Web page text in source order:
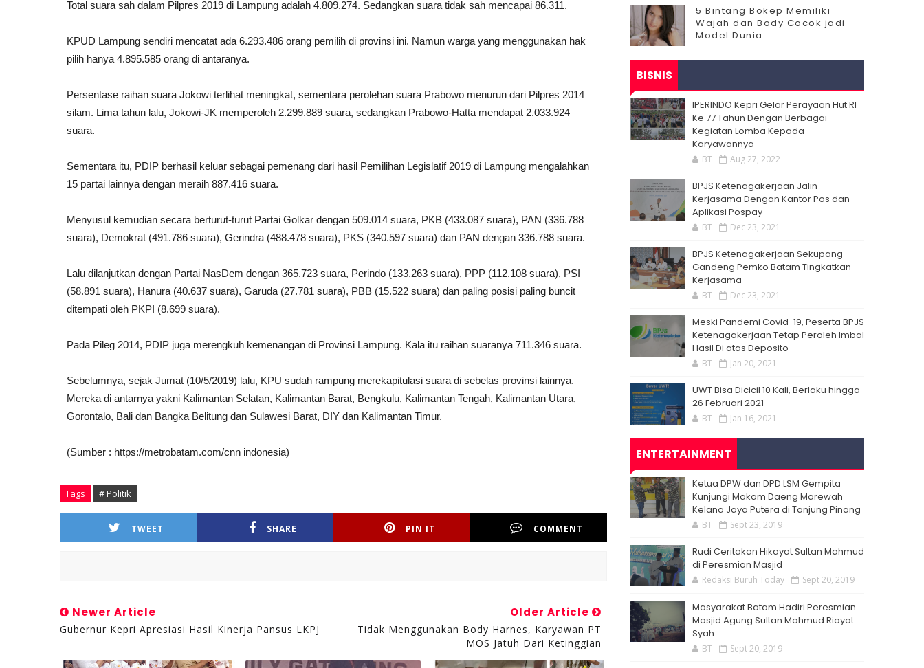
Total suara sah dalam Pilpres 2019 di Lampung adalah 4.809.274. Sedangkan suara tidak sah mencapai 86.311.
KPUD Lampung sendiri mencatat ada 6.293.486 orang pemilih di provinsi ini. Namun warga yang menggunakan hak
pilih hanya 4.895.585 orang di antaranya.
Persentase raihan suara Jokowi terlihat meningkat, sementara perolehan suara Prabowo menurun dari Pilpres 2014
silam. Lima tahun lalu, Jokowi-JK memperoleh 2.299.889 suara, sedangkan Prabowo-Hatta mendapat 2.033.924
suara.
Sementara itu, PDIP berhasil keluar sebagai pemenang dari hasil Pemilihan Legislatif 2019 di Lampung mengalahkan
15 partai lainnya dengan meraih 887.416 suara.
Menyusul kemudian secara berturut-turut Partai Golkar dengan 509.014 suara, PKB (433.087 suara), PAN (336.788
suara), Demokrat (491.786 suara), Gerindra (488.478 suara), PKS (340.597 suara) dan PAN dengan 336.788 suara.
Lalu dilanjutkan dengan Partai NasDem dengan 365.723 suara, Perindo (133.263 suara), PPP (112.108 suara), PSI
(58.891 suara), Hanura (40.637 suara), Garuda (27.781 suara), PBB (15.522 suara) dan paling posisi paling buncit
ditempati oleh PKPI (8.699 suara).
Pada Pileg 2014, PDIP juga merengkuh kemenangan di Provinsi Lampung. Kala itu raihan suaranya 711.346 suara.
Sebelumnya, sejak Jumat (10/5/2019) lalu, KPU sudah rampung merekapitulasi suara di sebelas provinsi lainnya.
Mereka di antarnya yakni Kalimantan Selatan, Kalimantan Barat, Bengkulu, Kalimantan Tengah, Kalimantan Utara,
Gorontalo, Bali dan Bangka Belitung dan Sulawesi Barat, DIY dan Kalimantan Timur.
(Sumber : https://metrobatam.com/cnn indonesia)
Tags # Politik
TWEET SHARE PIN IT COMMENT
Newer Article
Gubernur Kepri Apresiasi Hasil Kinerja Pansus LKPJ
Older Article
Tidak Menggunakan Body Harnes, Karyawan PT
MOS Jatuh Dari Ketinggian
5 Bintang Bokep Memiliki
Wajah dan Body Cocok jadi
Model Dunia
BISNIS
IPERINDO Kepri Gelar Perayaan Hut RI
Ke 77 Tahun Dengan Berbagai
Kegiatan Lomba Kepada
Karyawannya
BT Aug 27, 2022
BPJS Ketenagakerjaan Jalin
Kerjasama Dengan Kantor Pos dan
Aplikasi Pospay
BT Dec 23, 2021
BPJS Ketenagakerjaan Sekupang
Gandeng Pemko Batam Tingkatkan
Kerjasama
BT Dec 23, 2021
Meski Pandemi Covid-19, Peserta BPJS
Ketenagakerjaan Tetap Peroleh Imbal
Hasil Di atas Deposito
BT Jan 20, 2021
UWT Bisa Dicicil 10 Kali, Berlaku hingga
26 Februari 2021
BT Jan 16, 2021
ENTERTAINMENT
Ketua DPW dan DPD LSM Gempita
Kunjungi Makam Daeng Marewah
Kelana Jaya Putera di Tanjung Pinang
BT Sept 23, 2019
Rudi Ceritakan Hikayat Sultan Mahmud
di Peresmian Masjid
Redaksi Buruh Today Sept 20, 2019
Masyarakat Batam Hadiri Peresmian
Masjid Agung Sultan Mahmud Riayat
Syah
BT Sept 20, 2019